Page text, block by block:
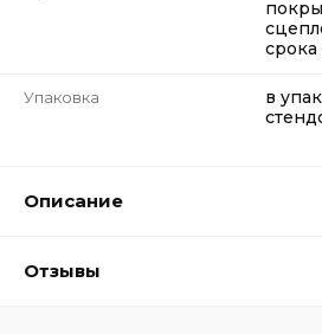
Упаковка
в
Описание
Отзывы